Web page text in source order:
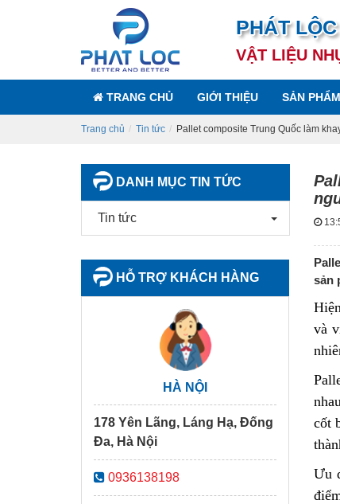
PHÁT
VẬT LIỆU
TRANG CHỦ GIỚI THIỆU SẢN PHẨM
Trang chủ Tin tức Pallet composite Trung Quốc làm
DANH MỤC TIN TỨC
Tin tức
HỖ TRỢ KHÁCH HÀNG
HÀ NỘI
178 Yên Lãng, Láng Hạ, Đống
Đa, Hà Nội
0936138198
sản
và
cốt
Ưu